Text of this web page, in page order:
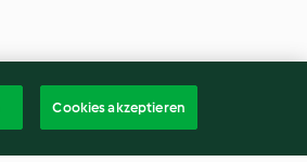
Cookies akzeptieren